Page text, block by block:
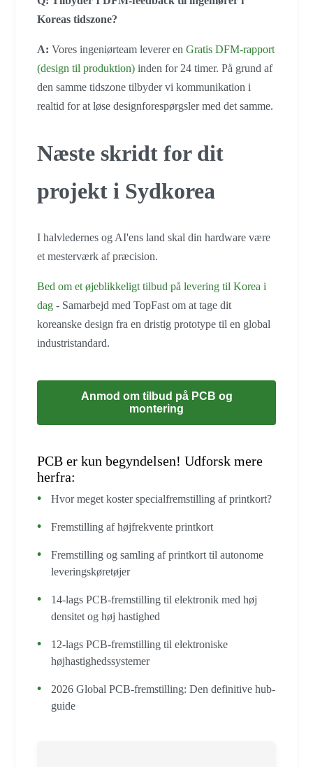
Koreas tidszone?
A: Vores ingeniørteam leverer en Gratis DFM-rapport
(design til produktion) inden for 24 timer. På grund af
den samme tidszone tilbyder vi kommunikation i
realtid for at løse designforespørgsler med det samme.
Næste skridt for dit
projekt i Sydkorea
I halvledernes og AI'ens land skal din hardware være
et mesterværk af præcision.
Bed om et øjeblikkeligt tilbud på levering til Korea i
dag - Samarbejd med TopFast om at tage dit
koreanske design fra en dristig prototype til en global
industristandard.
Anmod om tilbud på PCB og
montering
PCB er kun begyndelsen! Udforsk mere
herfra:
Hvor meget koster specialfremstilling af printkort?
Fremstilling af højfrekvente printkort
Fremstilling og samling af printkort til autonome
leveringskøretøjer
14-lags PCB-fremstilling til elektronik med høj
densitet og høj hastighed
12-lags PCB-fremstilling til elektroniske
højhastighedssystemer
2026 Global PCB-fremstilling: Den definitive hub-
guide